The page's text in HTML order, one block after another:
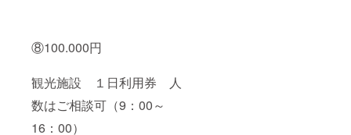
⑧100.000円
観光施設 １日利用券 人
数はご相談可（9：00～
16：00）